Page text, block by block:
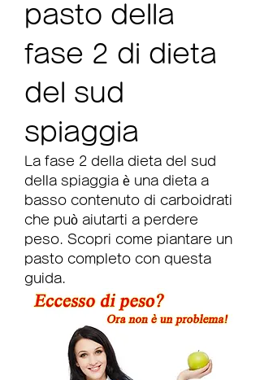
pasto della
fase 2 di dieta
del sud
spiaggia
La fase 2 della dieta del sud
della spiaggia è una dieta a
basso contenuto di carboidrati
che può aiutarti a perdere
peso. Scopri come piantare un
pasto completo con questa
guida.